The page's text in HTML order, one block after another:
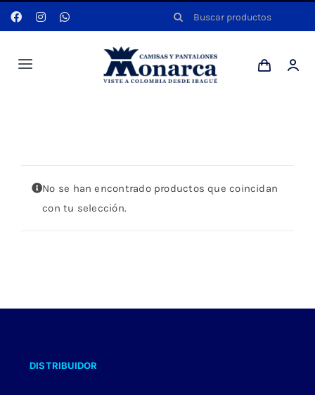
Saltar
al
Buscar:
Toggle
Dotaciones
No se han encontrado productos que coincidan
con tu selección.
DISTRIBUIDOR